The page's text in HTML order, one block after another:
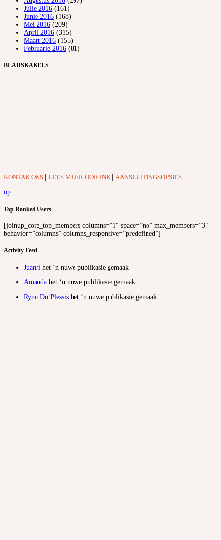
Julie 2016 (161)
Junie 2016 (168)
Mei 2016 (209)
April 2016 (315)
Maart 2016 (155)
Februarie 2016 (81)
BLADSKAKELS
KONTAK ONS LEES MEER OOR INK
AANSLUITINGSOPSIES
op
Top Ranked Users
[joinup_core_top_members columns=”1″ space=”no” max_members=”3″
behavior=”columns” columns_responsive=”predefined”]
Activity Feed
Juanri het ‘n nuwe publikasie gemaak
Amanda het ‘n nuwe publikasie gemaak
Ryno Du Plessis het ‘n nuwe publikasie gemaak